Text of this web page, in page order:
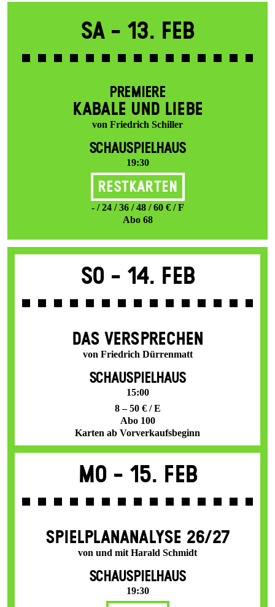
Sa - 13. Feb
PREMIERE
KABALE UND LIEBE
von Friedrich Schiller
SCHAUSPIELHAUS
19:30
Restkarten
- / 24 / 36 / 48 / 60 € / F
Abo 68
So - 14. Feb
DAS VER­SPRECHEN
von Friedrich Dürrenmatt
SCHAUSPIELHAUS
15:00
8 – 50 € / E
Abo 100
Karten ab Vorverkaufsbeginn
Mo - 15. Feb
SPIEL­PLAN­ANALYSE 26/27
von und mit Harald Schmidt
SCHAUSPIELHAUS
19:30